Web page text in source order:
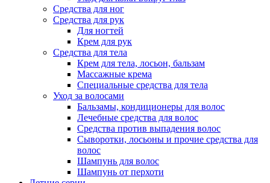
Средства для ног
Средства для рук
Для ногтей
Крем для рук
Средства для тела
Крем для тела, лосьон, бальзам
Массажные крема
Специальные средства для тела
Уход за волосами
Бальзамы, кондиционеры для волос
Лечебные средства для волос
Средства против выпадения волос
Сыворотки, лосьоны и прочие средства для
волос
Шампунь для волос
Шампунь от перхоти